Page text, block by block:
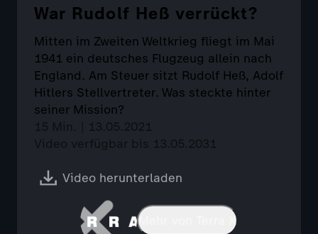
War Rudolf Heß verrückt?
Mitten im Zweiten Weltkrieg fliegt im Mai
1941 ein deutsches Flugzeug allein nach
England. Am Steuer sitzt Rudolf Heß, Adolf
Hitlers Stellvertreter. Was steckte hinter
seiner Mission?
15 Min. | 13.05.2021
Video verfügbar bis 13.05.2031
Video herunterladen
Mehr von Terra X